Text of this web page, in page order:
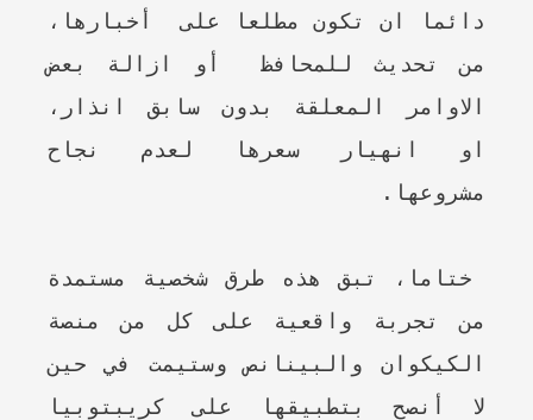
دائما ان تكون مطلعا على أخبارها،
من تحديث للمحافظ أو ازالة بعض
الاوامر المعلقة بدون سابق انذار،
او انهيار سعرها لعدم نجاح
مشروعها.
ختاما، تبق هذه طرق شخصية مستمدة
من تجربة واقعية على كل من منصة
الكيكوان والبينانص وستيمت في حين
لا أنصح بتطبيقها على كريبتوبيا